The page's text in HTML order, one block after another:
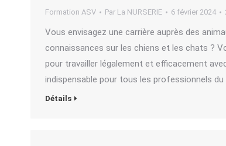
Formation ASV Par La NURSERIE 6 février 2024
Vous envisagez une carrière auprès des
connaissances sur les chiens et les chats ?
pour travailler légalement et efficacement
indispensable pour tous les professionnels du
Détails